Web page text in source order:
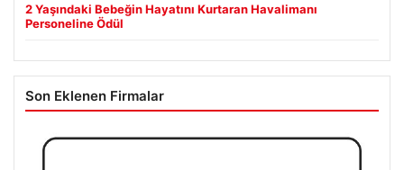
2 Yaşındaki Bebeğin Hayatını Kurtaran Havalimanı
Personeline Ödül
Son Eklenen Firmalar